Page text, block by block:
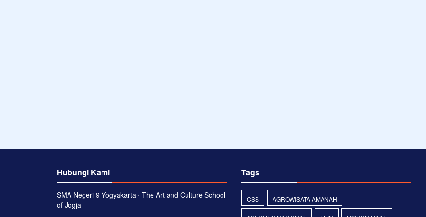
Hubungi Kami
SMA Negeri 9 Yogyakarta ⋅ The Art and Culture School
of Jogja
Tags
CSS AGROWISATA AMANAH